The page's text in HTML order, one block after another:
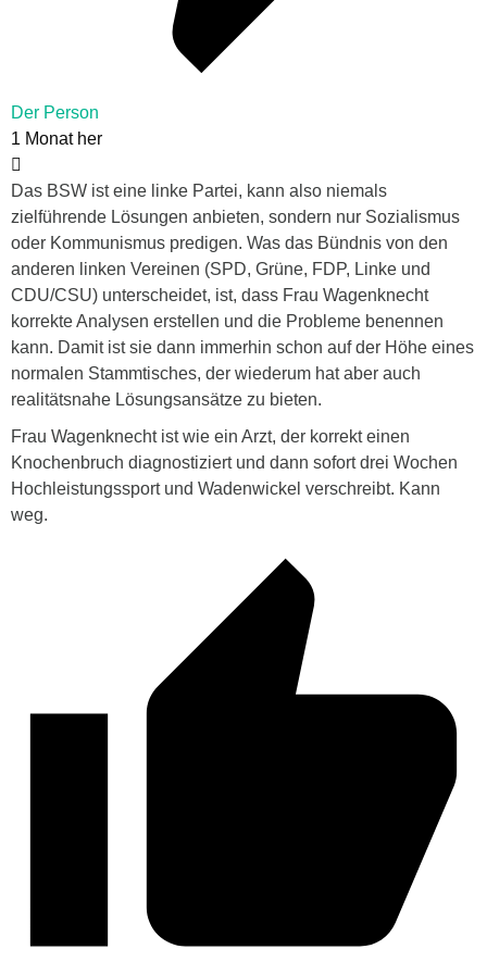
Der Person
1 Monat her
Das BSW ist eine linke Partei, kann also niemals
zielführende Lösungen anbieten, sondern nur Sozialismus
oder Kommunismus predigen. Was das Bündnis von den
anderen linken Vereinen (SPD, Grüne, FDP, Linke und
CDU/CSU) unterscheidet, ist, dass Frau Wagenknecht
korrekte Analysen erstellen und die Probleme benennen
kann. Damit ist sie dann immerhin schon auf der Höhe eines
normalen Stammtisches, der wiederum hat aber auch
realitätsnahe Lösungsansätze zu bieten.
Frau Wagenknecht ist wie ein Arzt, der korrekt einen
Knochenbruch diagnostiziert und dann sofort drei Wochen
Hochleistungssport und Wadenwickel verschreibt. Kann
weg.